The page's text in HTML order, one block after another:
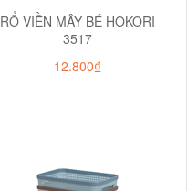
RỔ VIỀN MÂY BÉ HOKORI
3517
12.800₫